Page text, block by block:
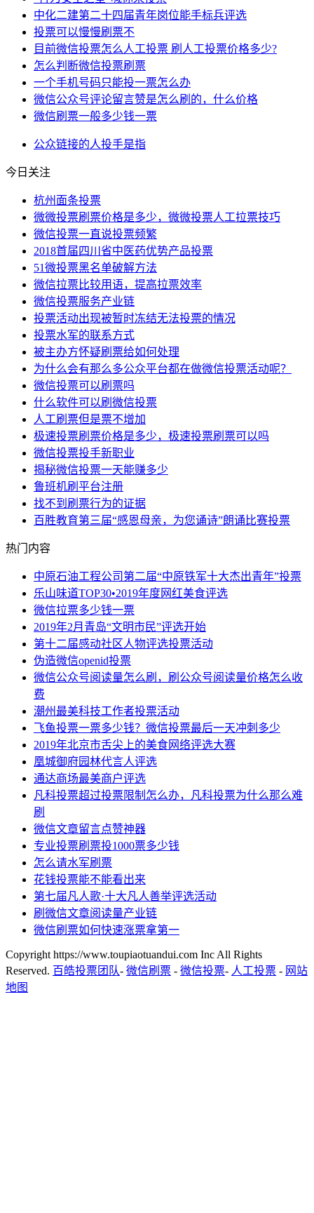
中化二建第二十四届青年岗位能手标兵评选
投票可以慢慢刷票不
目前微信投票怎么人工投票 刷人工投票价格多少?
怎么判断微信投票刷票
一个手机号码只能投一票怎么办
微信公众号评论留言赞是怎么刷的，什么价格
微信刷票一般多少钱一票
公众链接的人投手是指
今日关注
杭州面条投票
微微投票刷票价格是多少，微微投票人工拉票技巧
微信投票一直说投票频繁
2018首届四川省中医药优势产品投票
51微投票黑名单破解方法
微信拉票比较用语，提高拉票效率
微信投票服务产业链
投票活动出现被暂时冻结无法投票的情况
投票水军的联系方式
被主办方怀疑刷票给如何处理
为什么会有那么多公众平台都在做微信投票活动呢？
微信投票可以刷票吗
什么软件可以刷微信投票
​人工刷票但是票不增加
极速投票刷票价格是多少，极速投票刷票可以吗
微信投票投手新职业
揭秘微信投票一天能赚多少
鲁班机刷平台注册
找不到刷票行为的证据
百胜教育第三届“感恩母亲，为您诵诗”朗诵比赛投票
热门内容
中原石油工程公司第二届“中原铁军十大杰出青年”投票
乐山味道TOP30•2019年度网红美食评选
微信拉票多少钱一票
2019年2月青岛“文明市民”评选开始
第十二届感动社区人物评选投票活动
伪造微信openid投票
微信公众号阅读量怎么刷，刷公众号阅读量价格怎么收
费
潮州最美科技工作者投票活动
飞鱼投票一票多少钱？微信投票最后一天冲刺多少
2019年北京市舌尖上的美食网络评选大赛
凰城御府园林代言人评选
通达商场最美商户评选
凡科投票超过投票限制怎么办，凡科投票为什么那么难
刷
微信文章留言点赞神器
专业投票刷票投1000票多少钱
怎么请水军刷票
花钱投票能不能看出来
第七届凡人歌·十大凡人善举评选活动
刷微信文章阅读量产业链
微信刷票如何快速涨票拿第一
Copyright https://www.toupiaotuandui.com Inc All Rights
Reserved. 百皓投票团队- 微信刷票 - 微信投票- 人工投票 - 网站
地图